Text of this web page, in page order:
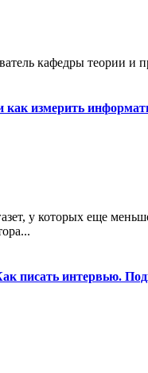
кафедры теории и
как измерить
у которых еще
писать интервью.